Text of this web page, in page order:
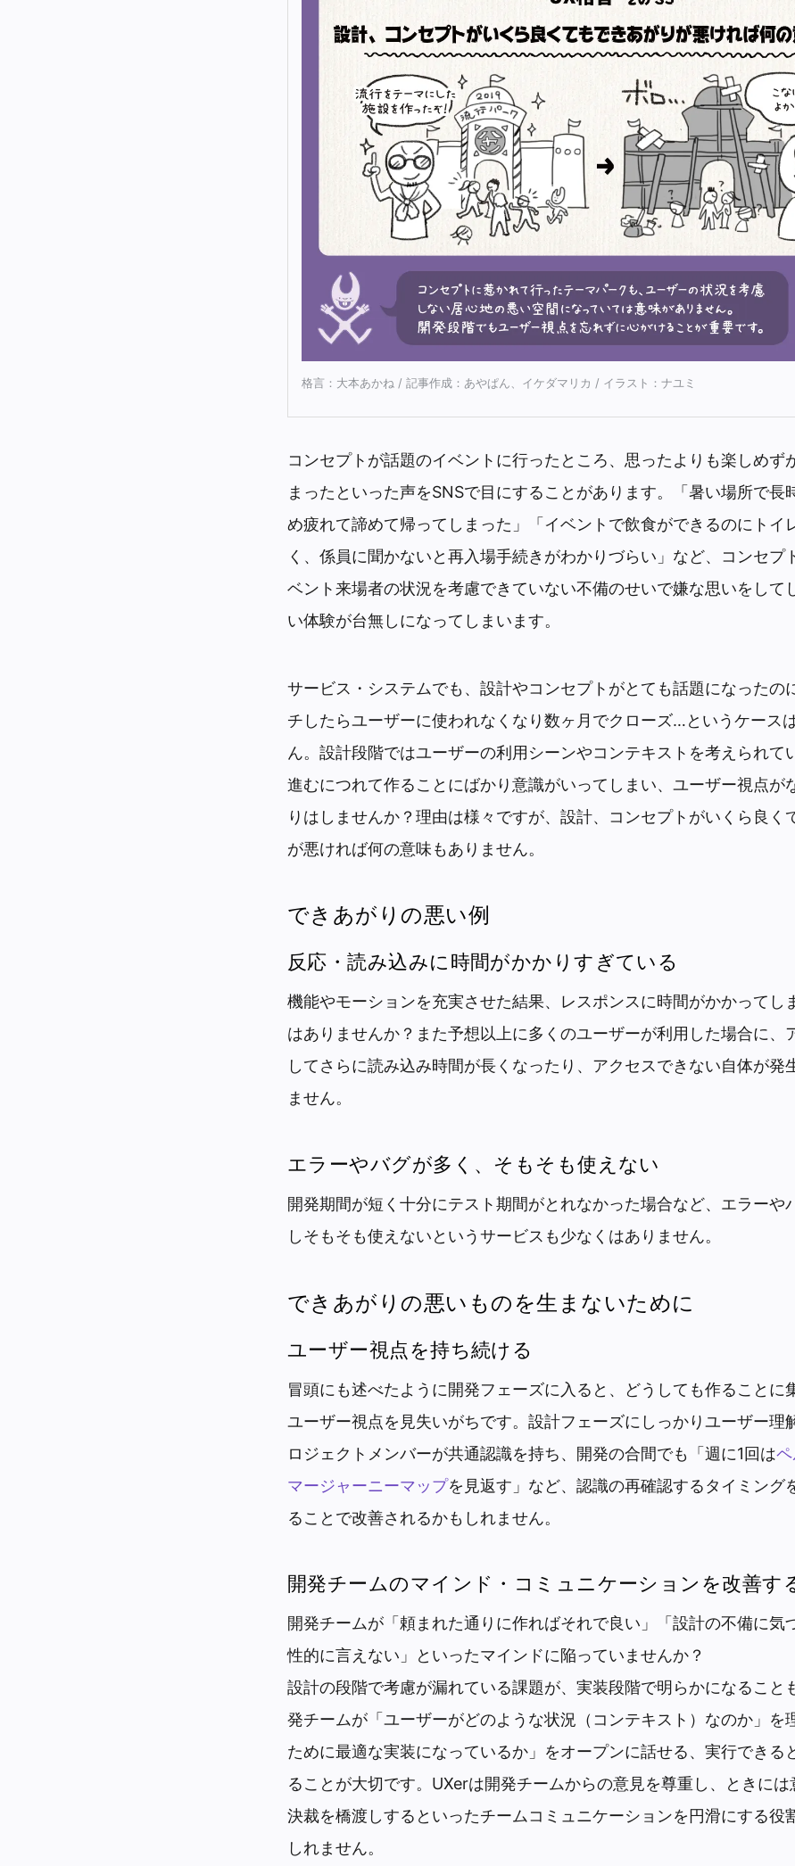
格言：大本あかね / 記事作成：あやぱん、イケダマリカ / イラスト：ナユミ
コンセプトが話題のイベントに行ったところ、思ったよりも楽しめず
まったといった声をSNSで目にすることがあります。「暑い場所で長
め疲れて諦めて帰ってしまった」「イベントで飲食ができるのにトイ
く、係員に聞かないと再入場手続きがわかりづらい」など、コンセプ
ベント来場者の状況を考慮できていない不備のせいで嫌な思いをして
い体験が台無しになってしまいます。
サービス・システムでも、設計やコンセプトがとても話題になったの
チしたらユーザーに使われなくなり数ヶ月でクローズ…というケース
ん。設計段階ではユーザーの利用シーンやコンテキストを考えられて
進むにつれて作ることにばかり意識がいってしまい、ユーザー視点が
りはしませんか？理由は様々ですが、設計、コンセプトがいくら良く
が悪ければ何の意味もありません。
できあがりの悪い例
反応・読み込みに時間がかかりすぎている
機能やモーションを充実させた結果、レスポンスに時間がかかってし
はありませんか？また予想以上に多くのユーザーが利用した場合に、
してさらに読み込み時間が長くなったり、アクセスできない自体が発
ません。
エラーやバグが多く、そもそも使えない
開発期間が短く十分にテスト期間がとれなかった場合など、エラーや
しそもそも使えないというサービスも少なくはありません。
できあがりの悪いものを生まないために
ユーザー視点を持ち続ける
冒頭にも述べたように開発フェーズに入ると、どうしても作ることに
ユーザー視点を見失いがちです。設計フェーズにしっかりユーザー理
ロジェクトメンバーが共通認識を持ち、開発の合間でも「週に1回は
マージャーニーマップを見返す」など、認識の再確認するタイミング
ることで改善されるかもしれません。
開発チームのマインド・コミュニケーションを改善す
開発チームが「頼まれた通りに作ればそれで良い」「設計の不備に気
性的に言えない」といったマインドに陥っていませんか？
設計の段階で考慮が漏れている課題が、実装段階で明らかになること
発チームが「ユーザーがどのような状況（コンテキスト）なのか」を
ために最適な実装になっているか」をオープンに話せる、実行できる
ることが大切です。UXerは開発チームからの意見を尊重し、ときに
決裁を橋渡しするといったチームコミュニケーションを円滑にする役
しれません。